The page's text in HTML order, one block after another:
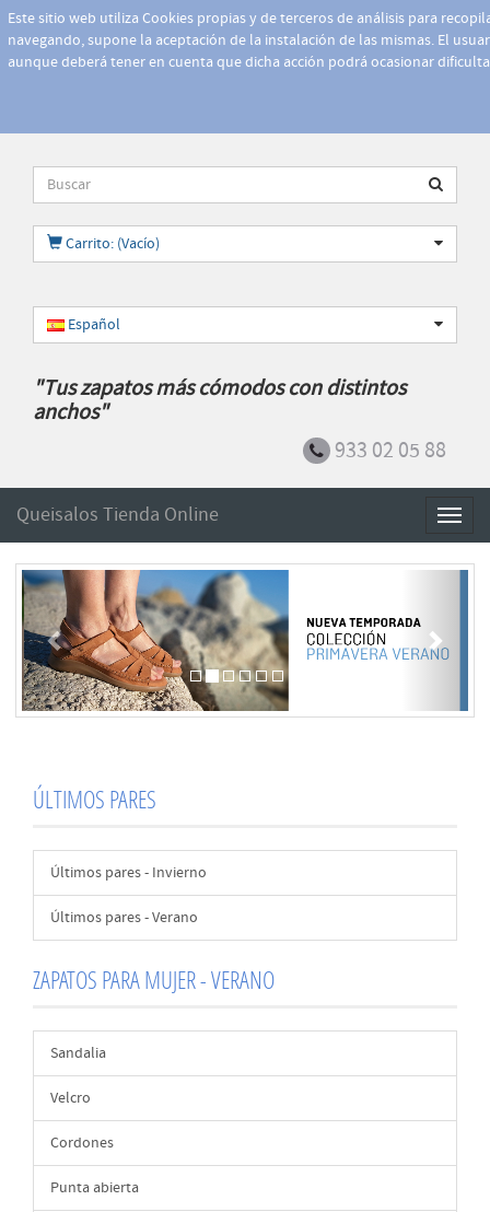
Este sitio web utiliza Cookies propias y de terceros de análisis para
navegando, supone la aceptación de la instalación de las mismas. El
aunque deberá tener en cuenta que dicha acción podrá ocasionar
Carrito: (Vacío)
Español
"Tus zapatos más cómodos con distintos
anchos"
933 02 05 88
Queisalos Tienda Online
Anterior
ÚLTIMOS PARES
Últimos pares - Invierno
Últimos pares - Verano
ZAPATOS PARA MUJER - VERANO
Sandalia
Velcro
Cordones
Punta abierta